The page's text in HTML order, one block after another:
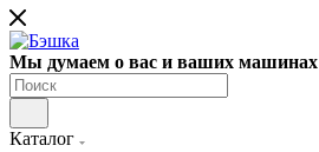
Мы думаем о вас и ваших машинах
Каталог